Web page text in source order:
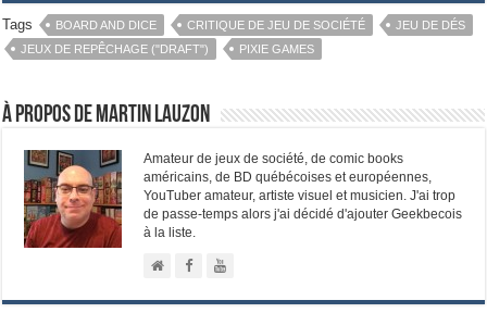
Tags BOARD AND DICE CRITIQUE DE JEU DE SOCIÉTÉ
JEU DE DÉS
JEUX DE REPÊCHAGE ("DRAFT")
PIXIE GAMES
À propos de Martin Lauzon
Amateur de jeux de société, de comic books
américains, de BD québécoises et européennes,
YouTuber amateur, artiste visuel et musicien. J'ai trop
de passe-temps alors j'ai décidé d'ajouter Geekbecois
à la liste.